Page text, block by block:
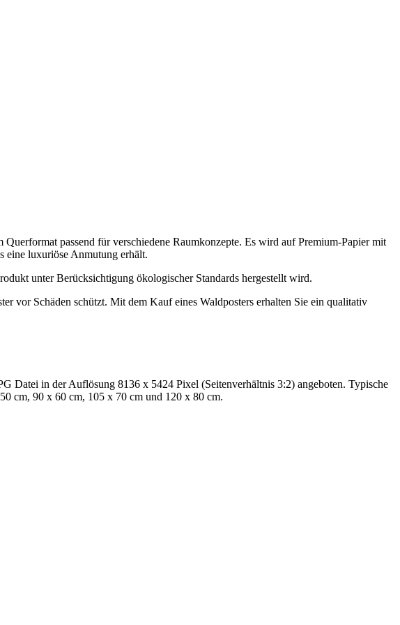
passend für verschiedene Raumkonzepte. Es wird auf Premium-Papier mit
eine luxuriöse Anmutung erhält.
unter Berücksichtigung ökologischer Standards hergestellt wird.
vor Schäden schützt. Mit dem Kauf eines Waldposters erhalten Sie ein qualitativ
Datei in der Auflösung 8136 x 5424 Pixel (Seitenverhältnis 3:2) angeboten. Typische
cm, 90 x 60 cm, 105 x 70 cm und 120 x 80 cm.